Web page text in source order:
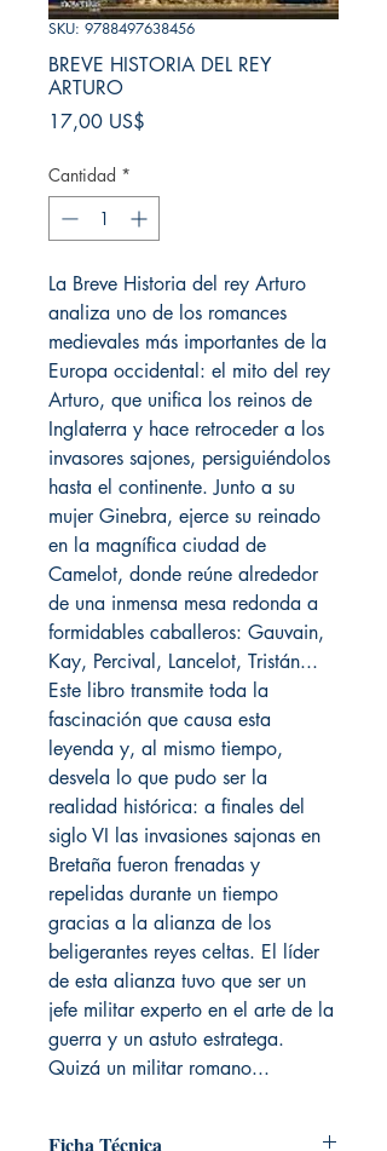
SKU: 9788497638456
BREVE HISTORIA DEL REY
ARTURO
17,00 US$
Cantidad *
La Breve Historia del rey Arturo
analiza uno de los romances
medievales más importantes de la
Europa occidental: el mito del rey
Arturo, que unifica los reinos de
Inglaterra y hace retroceder a los
invasores sajones, persiguiéndolos
hasta el continente. Junto a su
mujer Ginebra, ejerce su reinado
en la magnífica ciudad de
Camelot, donde reúne alrededor
de una inmensa mesa redonda a
formidables caballeros: Gauvain,
Kay, Percival, Lancelot, Tristán...
Este libro transmite toda la
fascinación que causa esta
leyenda y, al mismo tiempo,
desvela lo que pudo ser la
realidad histórica: a finales del
siglo VI las invasiones sajonas en
Bretaña fueron frenadas y
repelidas durante un tiempo
gracias a la alianza de los
beligerantes reyes celtas. El líder
de esta alianza tuvo que ser un
jefe militar experto en el arte de la
guerra y un astuto estratega.
Quizá un militar romano...
Ficha Técnica